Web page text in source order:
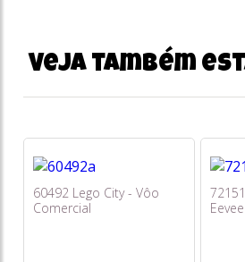
Veja também
60492 Lego City - Vôo
Comercial
Eevee